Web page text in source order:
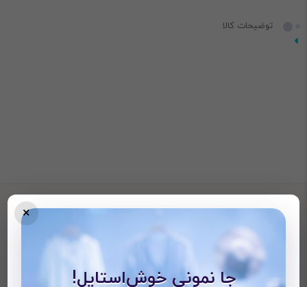
توضیحات کالا
محصولات دیده شده
×
جا نمونی خوش‌استایل!